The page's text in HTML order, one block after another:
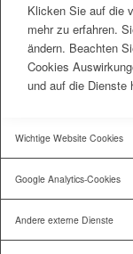
Klicken Sie auf die
mehr zu erfahren.
ändern. Beachten
Cookies
und auf die Dienste
Wichtige Website Cookies
Google Analytics-Cookies
Andere externe Dienste